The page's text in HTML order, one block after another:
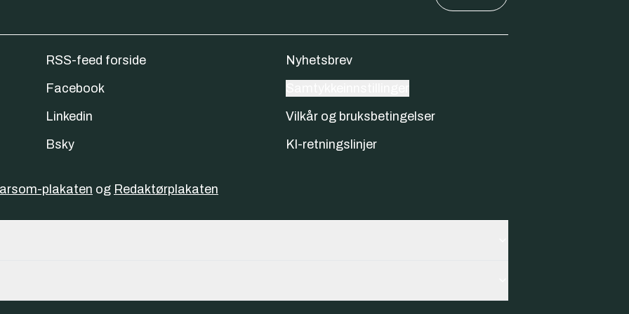
RSS-feed forside
Facebook
Linkedin
Bsky
Nyhetsbrev
Vilkår og bruksbetingelser
KI-retningslinjer
plakaten og Redaktørplakaten